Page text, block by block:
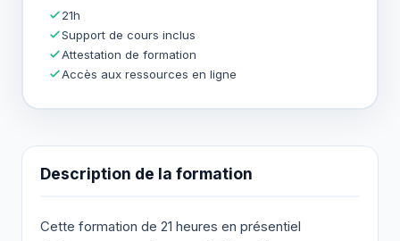
Description de la formation
Cette formation de 21 heures en présentiel
21h
Support de cours inclus
Attestation de formation
Accès aux ressources en ligne